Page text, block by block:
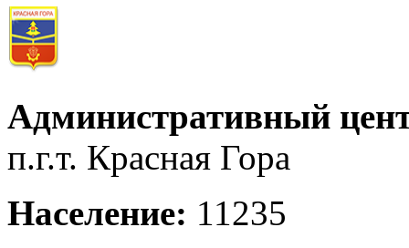
Административный
п.г.т. Красная Гора
Население: 11235